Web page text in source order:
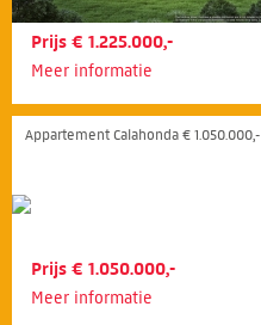
Prijs € 1.225.000,-
Meer informatie
Appartement Calahonda € 1.050.000,-
Prijs € 1.050.000,-
Meer informatie